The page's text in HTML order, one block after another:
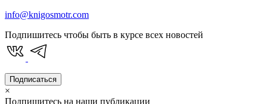
info@knigosmotr.com
Подпишитесь чтобы быть в курсе всех новостей
Подписаться
×
Подпишитесь на наши публикации